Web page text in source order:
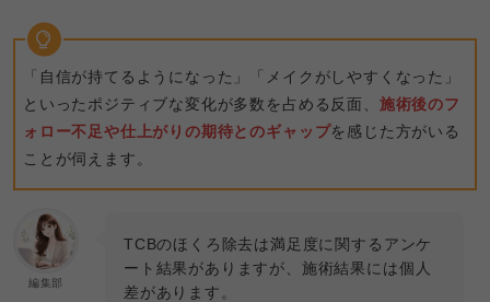
「自信が持てるようになった」「メイクがしやすくなった」
といったポジティブな変化が多数を占める反面、 施術後のフ
ォロー不足や仕上がりの期待とのギャップを感じた方がいる
ことが伺えます。
編集部
TCBのほくろ除去は満足度に関するアンケ
ート結果がありますが、施術結果には個人
差があります。